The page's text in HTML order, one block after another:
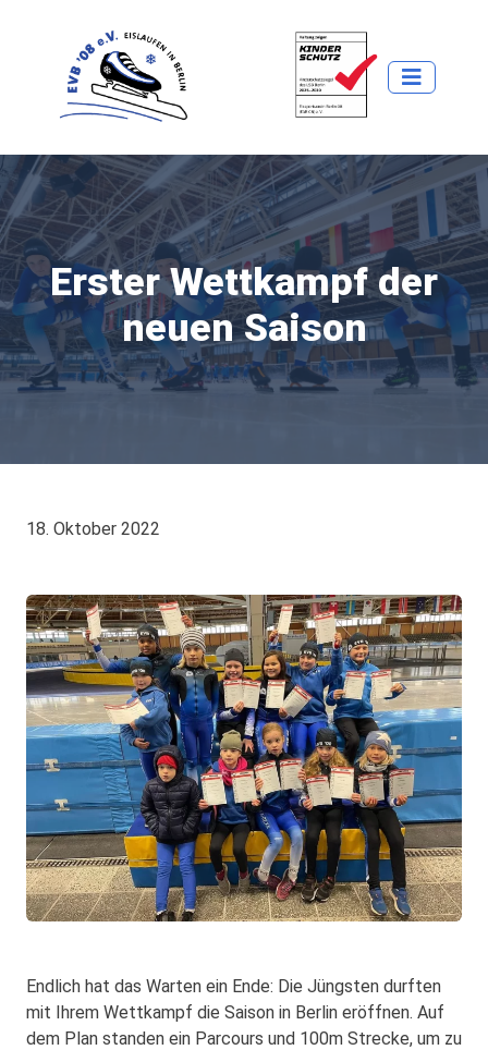
Erster Wettkampf der
neuen Saison
18. Oktober 2022
Endlich hat das Warten ein Ende: Die Jüngsten durften
mit Ihrem Wettkampf die Saison in Berlin eröffnen. Auf
dem Plan standen ein Parcours und 100m Strecke, um zu